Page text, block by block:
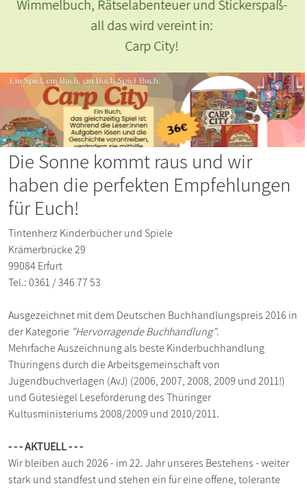
Die Sonne kommt raus und wir
haben die perfekten Empfehlungen
für Euch!
Tintenherz Kinderbücher und Spiele
Krämerbrücke 29
99084 Erfurt
Tel.: 0361 / 346 77 53
Ausgezeichnet mit dem Deutschen Buchhandlungspreis 2016 in
der Kategorie "Hervorragende Buchhandlung".
Mehrfache Auszeichnung als beste Kinderbuchhandlung
Thüringens durch die Arbeitsgemeinschaft von
Jugendbuchverlagen (AvJ) (2006, 2007, 2008, 2009 und 2011!)
und Gütesiegel Leseförderung des Thüringer
Kultusministeriums 2008/2009 und 2010/2011.
- - - AKTUELL - - -
Wir bleiben auch 2026 - im 22. Jahr unseres Bestehens - weiter
stark und standfest und stehen ein für eine offene, tolerante